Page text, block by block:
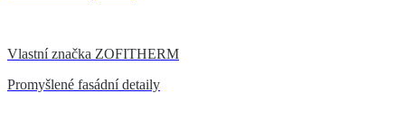
Vlastní značka ZOFITHERM
Promyšlené fasádní detaily